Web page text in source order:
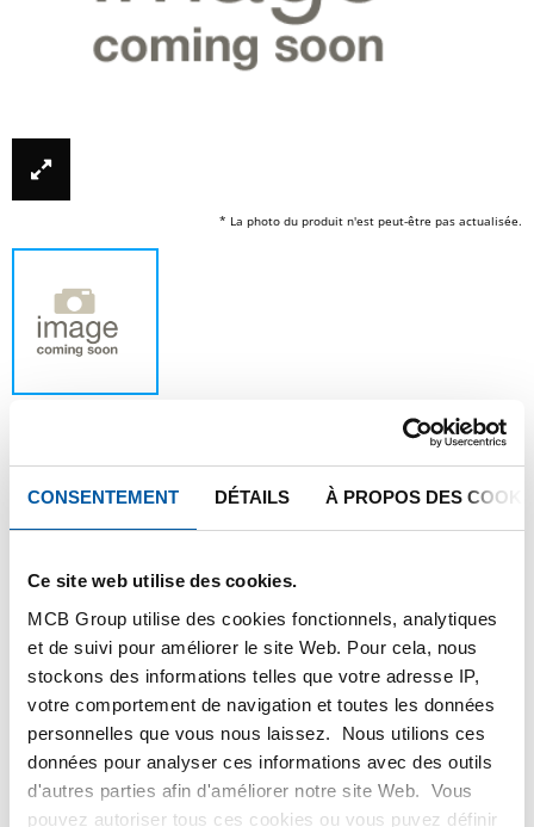
CONSENTEMENT DÉTAILS À PROPOS DES
Ce site web utilise des cookies.
MCB Group utilise des cookies fonctionnels, analytiques
et de suivi pour améliorer le site Web. Pour cela, nous
stockons des informations telles que votre adresse IP,
votre comportement de navigation et toutes les données
personnelles que vous nous laissez. Nous utilions ces
données pour analyser ces informations avec des outils
d'autres parties afin d'améliorer notre site Web. Vous
pouvez autoriser tous ces cookies ou vous puvez définir
* La photo du produit n'est peut-être pas actualisée.
Ce produit ne peut être commandé en ligne,
pour plus d'information, veuillez contacter
Commandez avec vos propres numéros d’articles
Calculez avec les prix actuels de Testas
Suivez votre commande avec Track&Trace